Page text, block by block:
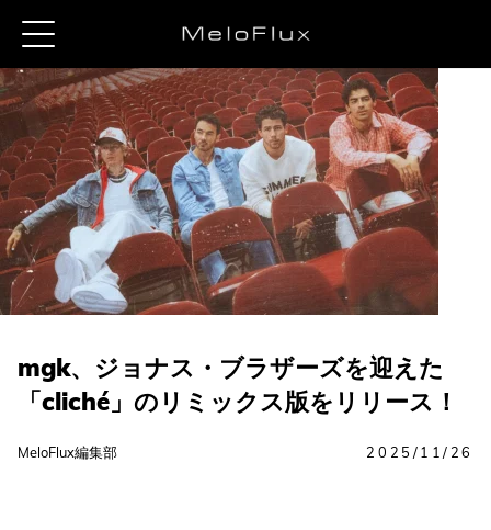
mgk、ジョナス・ブラザーズを迎えた
「cliché」のリミックス版をリリース！
MeloFlux編集部 2025/11/26